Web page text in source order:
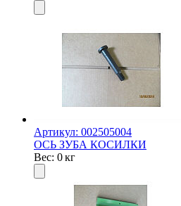
Артикул: 002505004
ОСЬ ЗУБА КОСИЛКИ
Вес: 0 кг